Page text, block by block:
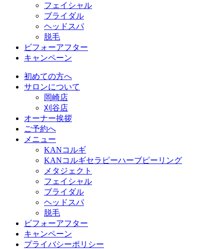
フェイシャル
ブライダル
ヘッドスパ
脱毛
ビフォーアフター
キャンペーン
初めての方へ
サロンについて
岡崎店
刈谷店
オーナー挨拶
ご予約へ
メニュー
KANコルギ
KANコルギセラピーハーブピーリング
メタジェクト
フェイシャル
ブライダル
ヘッドスパ
脱毛
ビフォーアフター
キャンペーン
プライバシーポリシー